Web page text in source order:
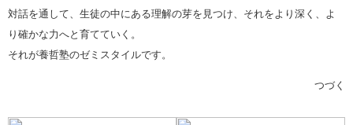
対話を通して、生徒の中にある理解の芽を見つけ、それをより深く、よ
り確かな力へと育てていく。
それが養哲塾のゼミスタイルです。
つづく